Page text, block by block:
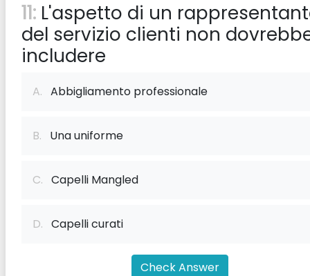
11: L'aspetto di un
del servizio clienti non
includere
A. Abbigliamento professionale
B. Una uniforme
C. Capelli Mangled
D. Capelli curati
Check Answer